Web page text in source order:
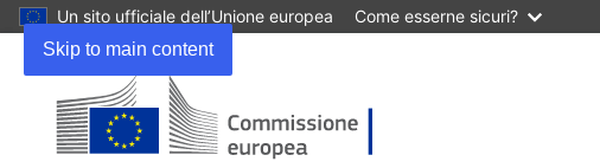
Skip to main content
Un sito ufficiale dell’Unione europea Come esserne sicuri?